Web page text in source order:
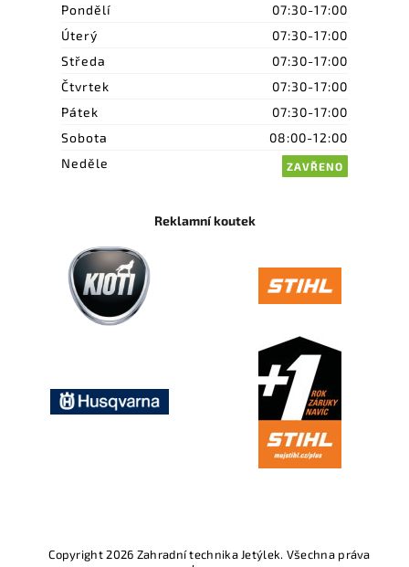
Pondělí
07:30-17:00
Úterý
07:30-17:00
Středa
07:30-17:00
Čtvrtek
07:30-17:00
Pátek
07:30-17:00
Sobota
08:00-12:00
Neděle
ZAVŘENO
Reklamní koutek
Copyright 2026 Zahradní technika Jetýlek. Všechna práva